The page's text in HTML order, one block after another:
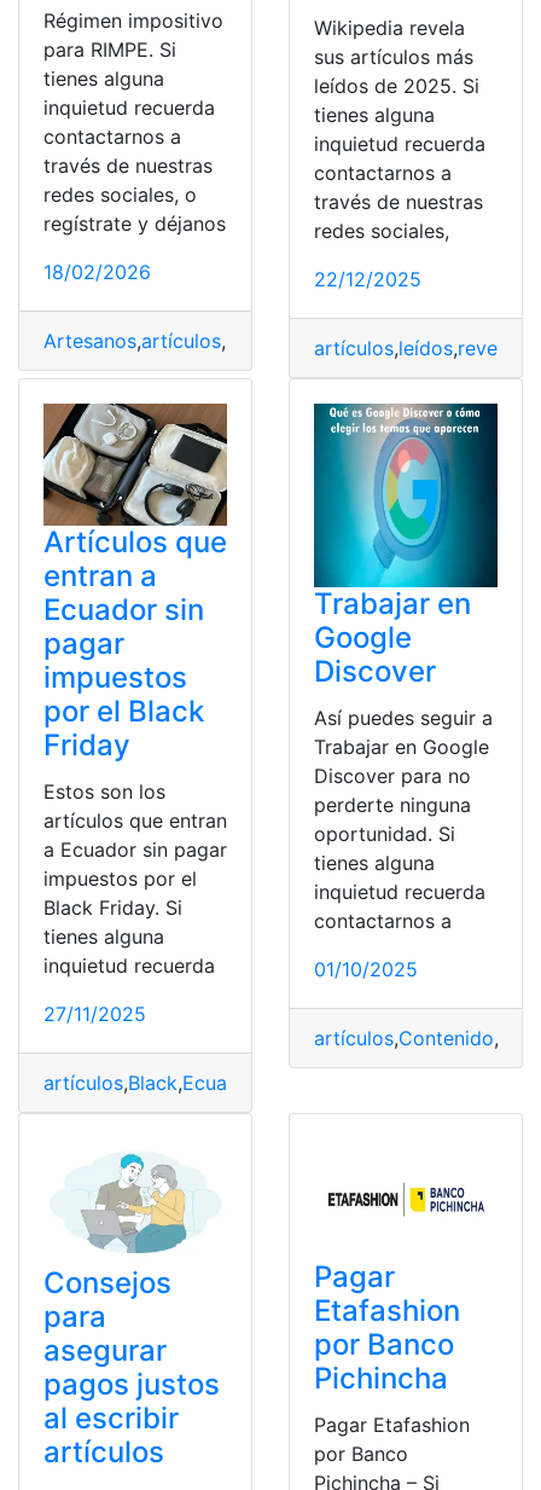
Régimen impositivo
para RIMPE. Si
tienes alguna
inquietud recuerda
contactarnos a
través de nuestras
redes sociales, o
regístrate y déjanos
18/02/2026
Artesanos,artículos, Emprendedores,Negocios,
Wikipedia revela
sus artículos más
leídos de 2025. Si
tienes alguna
inquietud recuerda
contactarnos a
través de nuestras
redes sociales,
22/12/2025
artículos,leídos,revela
Artículos que
entran a
Ecuador sin
pagar
impuestos
por el Black
Friday
Estos son los
artículos que entran
a Ecuador sin pagar
impuestos por el
Black Friday. Si
tienes alguna
inquietud recuerda
27/11/2025
artículos,Black,Ecuador
Trabajar en
Google
Discover
Así puedes seguir a
Trabajar en Google
Discover para no
perderte ninguna
oportunidad. Si
tienes alguna
inquietud recuerda
contactarnos a
01/10/2025
artículos,Contenido,
Consejos
para
asegurar
pagos justos
al escribir
artículos
Pagar
Etafashion
por Banco
Pichincha
Pagar Etafashion
por Banco
Pichincha – Si